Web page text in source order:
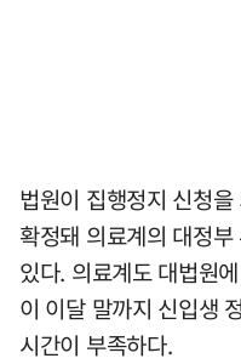
법원이 집행정지 신청
확정돼 의료계의 대정
있다. 의료계도 대법원
이 이달 말까지 신입생
시간이 부족하다.